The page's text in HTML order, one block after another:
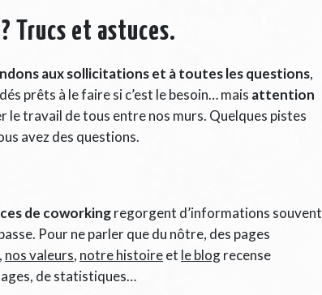
Trucs et astuces.
aux sollicitations et à toutes les questions,
prêts à le faire si c’est le besoin… mais attention
le travail de tous entre nos murs. Quelques pistes
avez des questions.
de coworkingregorgent d’informations souvent
Pour ne parler que du nôtre, des pages
, nos valeurs, notre histoireet le blogrecense
de statistiques…